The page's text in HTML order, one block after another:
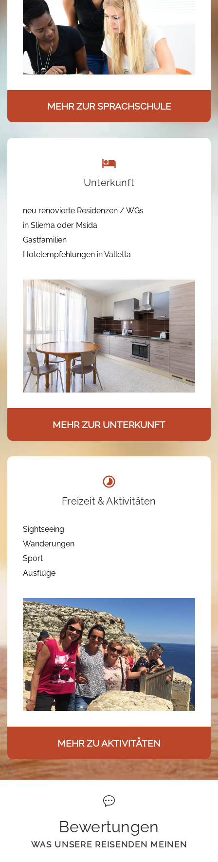
MEHR ZUR SPRACHSCHULE
Unterkunft
neu renovierte Residenzen / WGs
in Sliema oder Msida
Gastfamilien
Hotelempfehlungen in Valletta
MEHR ZUR UNTERKUNFT
Freizeit & Aktivitäten
Sightseeing
Wanderungen
Sport
Ausflüge
MEHR ZU AKTIVITÄTEN
Bewertungen
WAS UNSERE REISENDEN MEINEN